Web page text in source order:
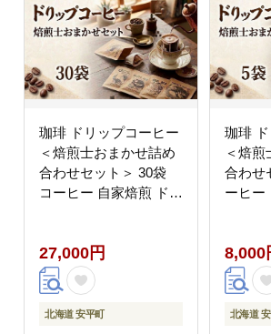
珈琲 ドリップコーヒー
＜焙煎士おまかせ詰め
合わせセット＞ 30袋
コーヒー 自家焙煎 ドリ
海道 安平町 安平
27,000円
北海道 安平町
珈琲
＜焙煎
合わせセ
ーヒー
安平町
8,000
北海道